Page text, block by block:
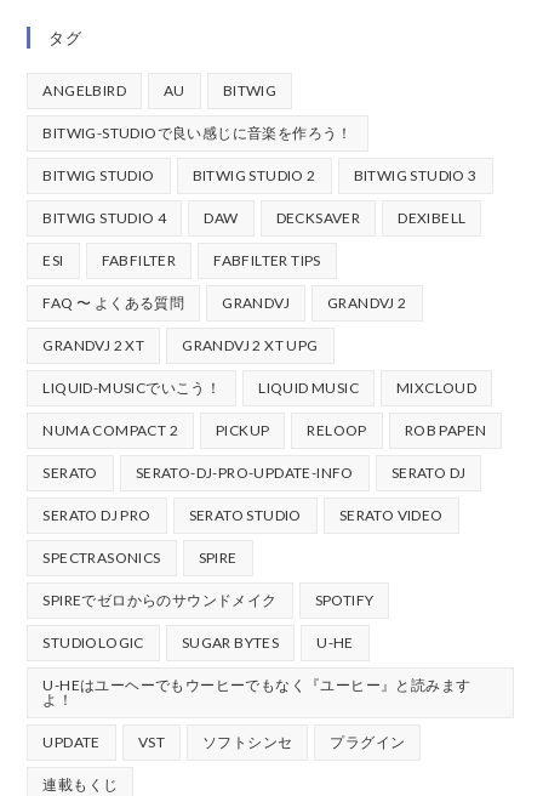
タグ
ANGELBIRD AU BITWIG
BITWIG-STUDIOで良い感じに音楽を作ろう！
BITWIG STUDIO BITWIG STUDIO 2 BITWIG STUDIO 3
BITWIG STUDIO 4 DAW DECKSAVER DEXIBELL
ESI FABFILTER FABFILTER TIPS
FAQ 〜 よくある質問 GRANDVJ GRANDVJ 2
GRANDVJ 2 XT GRANDVJ 2 XT UPG
LIQUID-MUSICでいこう！ LIQUID MUSIC MIXCLOUD
NUMA COMPACT 2 PICKUP RELOOP ROB PAPEN
SERATO SERATO-DJ-PRO-UPDATE-INFO SERATO DJ
SERATO DJ PRO SERATO STUDIO SERATO VIDEO
SPECTRASONICS SPIRE
SPIREでゼロからのサウンドメイク SPOTIFY
STUDIOLOGIC SUGAR BYTES U-HE
U-HEはユーヘーでもウーヒーでもなく『ユーヒー』と読みます
よ！
UPDATE VST ソフトシンセ プラグイン
連載もくじ